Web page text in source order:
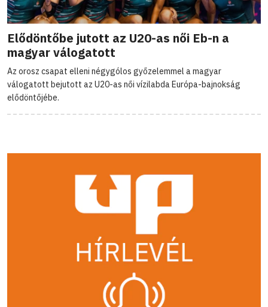
Elődöntőbe jutott az U20-as női Eb-n a
magyar válogatott
Az orosz csapat elleni négygólos győzelemmel a magyar
válogatott bejutott az U20-as női vízilabda Európa-bajnokság
elődöntőjébe.